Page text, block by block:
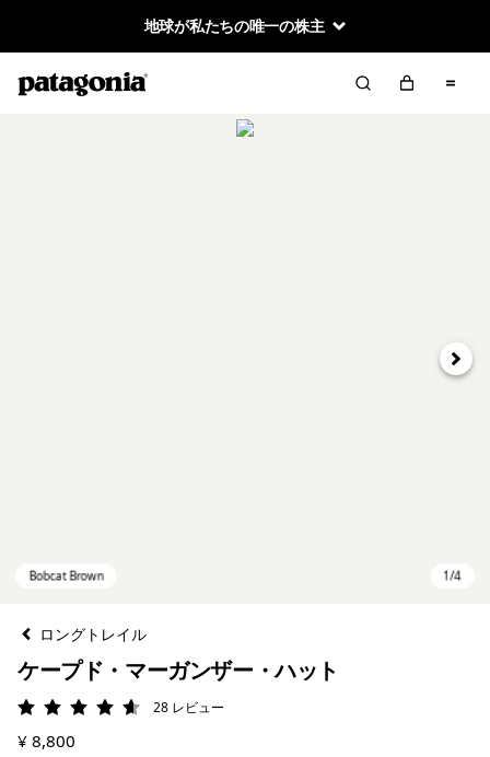
地球が私たちの唯一の株主
次へ
ロングトレイル
ケープド・マーガンザー・ハット
評価: 4.6 / 5
28 レビュー
¥ 8,800